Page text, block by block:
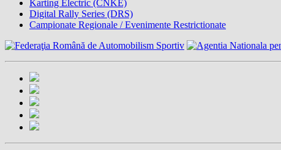
Karting Electric (CNKE)
Digital Rally Series (DRS)
Campionate Regionale / Evenimente Restrictionate